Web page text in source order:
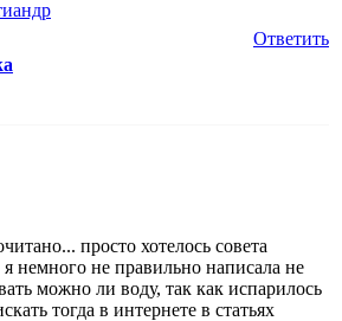
Ответить
просто хотелось совета
немного не правильно написала не
можно ли воду, так как испарилось
тогда в интернете в статьях